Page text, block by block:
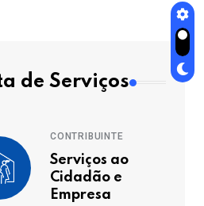
de Serviços
CONTRIBUINTE
Serviços ao
Cidadão e
Empresa